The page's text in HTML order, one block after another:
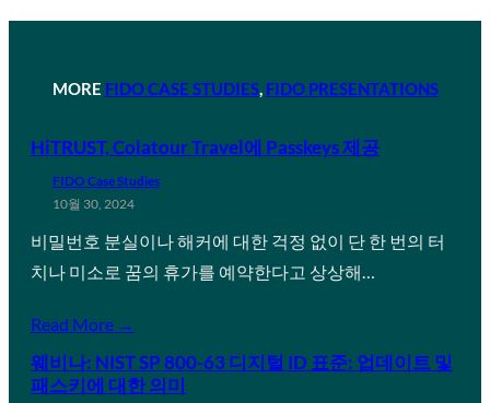
MORE FIDO CASE STUDIES, FIDO PRESENTATIONS
HiTRUST, Colatour Travel에 Passkeys 제공
FIDO Case Studies
10월 30, 2024
비밀번호 분실이나 해커에 대한 걱정 없이 단 한 번의 터
치나 미소로 꿈의 휴가를 예약한다고 상상해…
Read More →
웨비나: NIST SP 800-63 디지털 ID 표준: 업데이트 및
패스키에 대한 의미